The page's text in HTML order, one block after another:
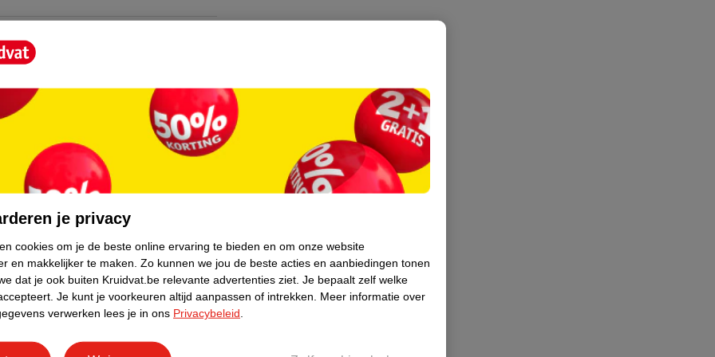
Eigen Merk-aanbiedingen te kopen;
0-6 maanden, geneesmiddelen, boeken,
Ook bij aankopen gedaan via
aan de spaaractie moet je
hebben.
augustus 2026 één unieke Landal-
Eén voucher geeft korting op één
voor meerdere vouchers en maak
korting kun je vinden op
je privacy
cookies om je de beste online ervaring te bieden en om onze website
en makkelijker te maken. Zo kunnen we jou de beste acties en aanbiedingen tonen
dat je ook buiten Kruidvat.be relevante advertenties ziet. Je bepaalt zelf welke
Je kunt je voorkeuren altijd aanpassen of intrekken.
Meer informatie over
verwerken lees je in ons Privacybeleid